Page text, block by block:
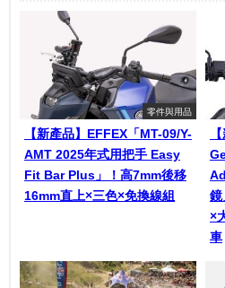
零件與用品
【新產品】EFFEX「MT-09/Y-
AMT 2025年式用把手 Easy
Fit Bar Plus」！高7mm後移
16mm直上×三色×免換線組
鏡
×
車